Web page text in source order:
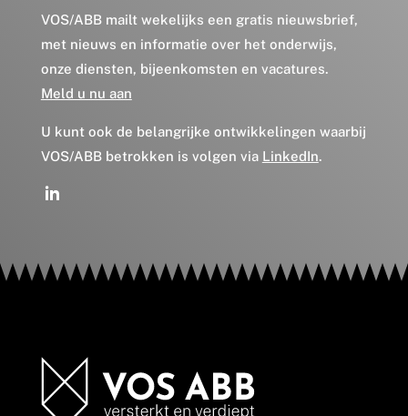
VOS/ABB mailt wekelijks een gratis nieuwsbrief,
met nieuws en informatie over het onderwijs,
onze diensten, bijeenkomsten en vacatures.
Meld u nu aan
U kunt ook de belangrijke ontwikkelingen waarbij
VOS/ABB betrokken is volgen via LinkedIn.